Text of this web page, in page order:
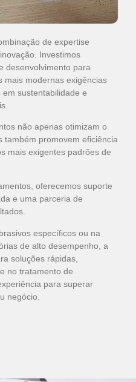
de expertise
Investimos
desenvolvimento para
mais modernas exigências
sustentabilidade e
não apenas otimizam o
também promovem eficiência
mais exigentes padrões de
oferecemos suporte
e uma parceria de
específicos ou na
de alto desempenho, a
soluções rápidas,
no tratamento de
para superar
negócio.